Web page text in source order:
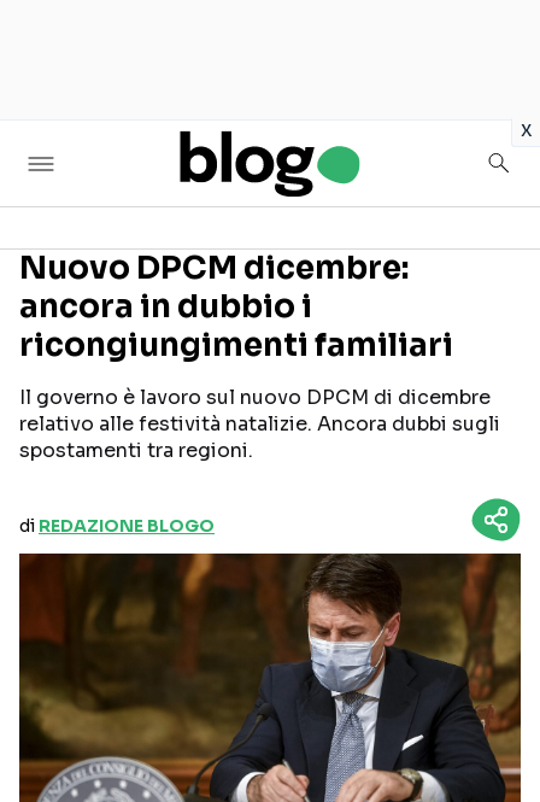
x
Seguici sui social
Nuovo DPCM dicembre:
ancora in dubbio i
ricongiungimenti familiari
Il governo è lavoro sul nuovo DPCM di dicembre
relativo alle festività natalizie. Ancora dubbi sugli
spostamenti tra regioni.
di REDAZIONE BLOGO